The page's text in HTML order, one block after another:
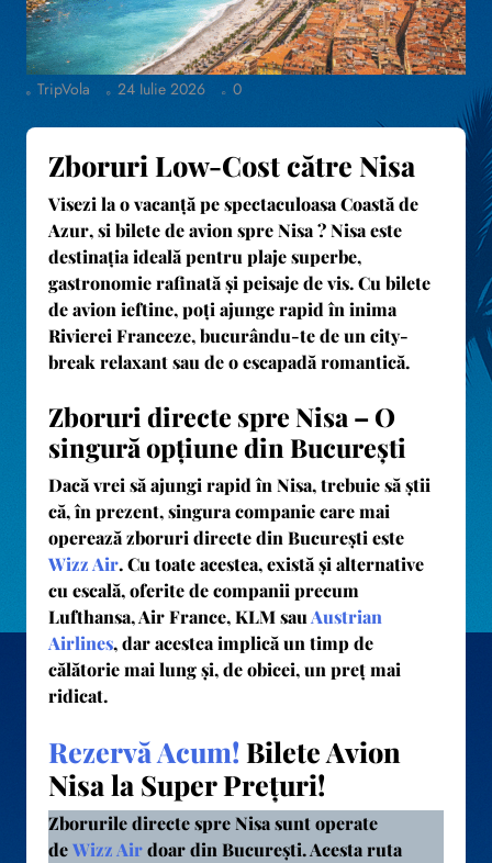
TripVola 24 Iulie 2026 0
Zboruri Low-Cost către Nisa
Visezi la o vacanță pe spectaculoasaCoastă de
Azur, si bilete de avion spre Nisa ? Nisa este
destinația ideală pentru plaje superbe,
gastronomie rafinată și peisaje de vis. Cu bilete
de avion ieftine, poți ajunge rapid în inima
Rivierei Franceze, bucurându-te de un city-
break relaxant sau de o escapadă romantică.
Zboruri directe spre Nisa – O
singură opțiune din București
Dacă vrei să ajungi rapid în Nisa, trebuie să știi
că, în prezent, singura companie care mai
operează zboruri directe din București este
Wizz Air. Cu toate acestea, există și alternative
cu escală, oferite de companii precum
Lufthansa, Air France, KLM sauAustrian
Airlines, dar acestea implică un timp de
călătorie mai lung și, de obicei, un preț mai
ridicat.
Rezervă Acum! Bilete Avion
Nisa la Super Prețuri!
Zborurile directe spre Nisa sunt operate
deWizz Airdoar din București. Acesta ruta